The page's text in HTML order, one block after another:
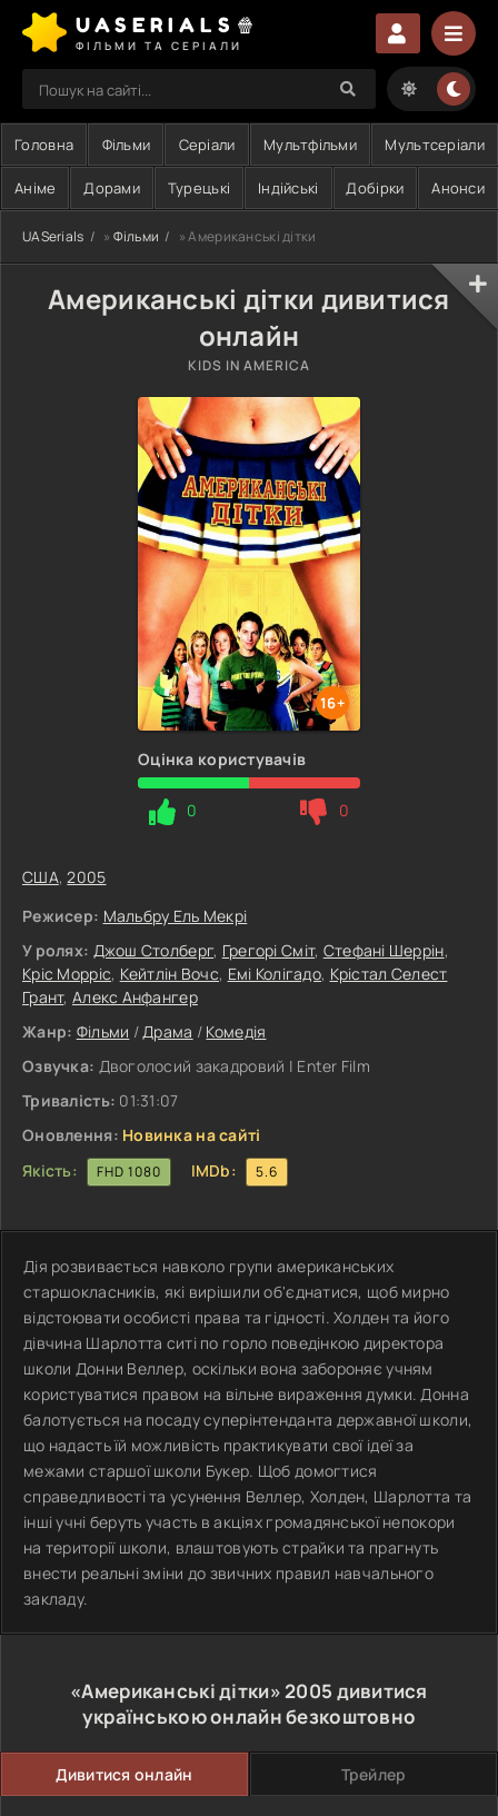
UASERIALS🍿
ФІЛЬМИ ТА СЕРІАЛИ
Головна Фільми Серіали Мультфільми Мультсеріали
Аніме Дорами Турецькі Індійські Добірки Анонси
UASerials » Фільми » Американські дітки
Американські дітки дивитися
онлайн
KIDS IN AMERICA
16+
Оцінка користувачів
0 0
США,2005
Режисер: Мальбру Ель Мекрі
У ролях: Джош Столберг, Грегорі Сміт, Стефані Шеррін,
Кріс Морріс, Кейтлін Вочс, Емі Колігадо, Крістал Селест
Грант, Алекс Анфангер
Жанр: Фільми /Драма / Комедія
Озвучка: Двоголосий закадровий | Enter Film
Тривалість: 01:31:07
Оновлення: Новинка на сайті
Якість:
FHD 1080 IMDb: 5.6
Дія розвивається навколо групи американських
старшокласників, які вирішили об'єднатися, щоб мирно
відстоювати особисті права та гідності. Холден та його
дівчина Шарлотта ситі по горло поведінкою директора
школи Донни Веллер, оскільки вона забороняє учням
користуватися правом на вільне вираження думки. Донна
балотується на посаду суперінтенданта державної школи,
що надасть їй можливість практикувати свої ідеї за
межами старшої школи Букер. Щоб домогтися
справедливості та усунення Веллер, Холден, Шарлотта та
інші учні беруть участь в акціях громадянської непокори
на території школи, влаштовують страйки та прагнуть
внести реальні зміни до звичних правил навчального
закладу.
«Американські дітки»2005 дивитися
українською онлайн безкоштовно
Дивитися онлайн Трейлер